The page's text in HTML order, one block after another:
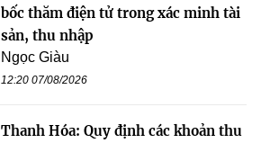
bốc thăm điện tử trong xác minh tài
sản, thu nhập
Ngọc Giàu
12:20 07/08/2026
Thanh Hóa: Quy định các khoản thu